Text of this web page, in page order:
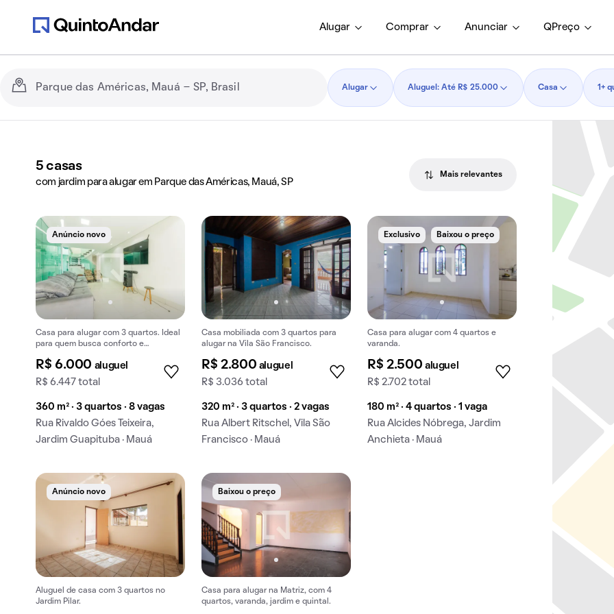
Alugar Comprar Anunciar QPreço
Alugar Aluguel: Até R$ 25.000 Casa 1+
5casas
com jardim para alugar em Parque das Américas, Mauá, SP
Mais relevantes
Anúncio novo
Casa para alugar com 3 quartos. Ideal
para quem busca conforto e
R$ 6.000 aluguel
R$ 6.447 total
360 m² · 3 quartos · 8 vagas
Rua Rivaldo Góes Teixeira,
Jardim Guapituba · Mauá
Casa mobiliada com 3 quartos para
alugar na Vila São Francisco.
R$ 2.800 aluguel
R$ 3.036 total
320 m² · 3 quartos · 2 vagas
Rua Albert Ritschel, Vila São
Francisco · Mauá
Exclusivo Baixou o preço
Casa para alugar com 4 quartos e
varanda.
R$ 2.500 aluguel
R$ 2.702 total
180 m² · 4 quartos · 1 vaga
Rua Alcides Nóbrega, Jardim
Anchieta · Mauá
Anúncio novo
Aluguel de casa com 3 quartos no
Jardim Pilar.
Baixou o preço
Casa para alugar na Matriz, com 4
quartos, varanda, jardim e quintal.